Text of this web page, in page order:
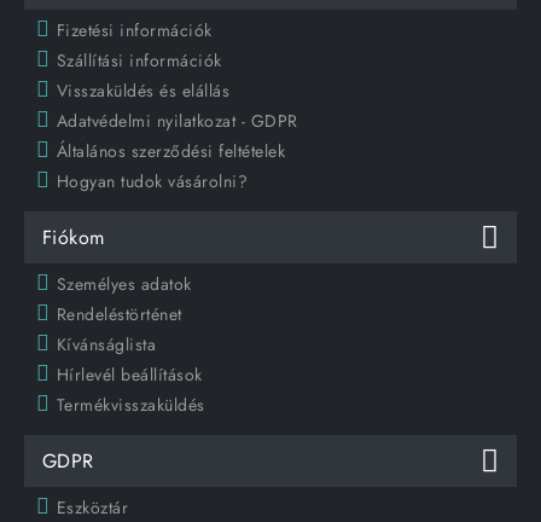
Fizetési információk
Szállítási információk
Visszaküldés és elállás
Adatvédelmi nyilatkozat - GDPR
Általános szerződési feltételek
Hogyan tudok vásárolni?
Fiókom
Személyes adatok
Rendeléstörténet
Kívánságlista
Hírlevél beállítások
Termékvisszaküldés
GDPR
Eszköztár